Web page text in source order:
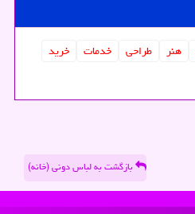
هنر طراحی خدمات
خرید
بازگشت به لباس دونی (خانه)